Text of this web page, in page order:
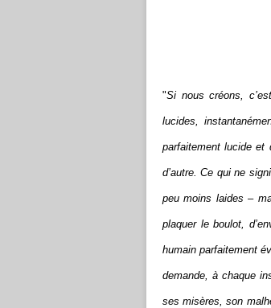
"Si nous créons,
lucides,
parfaitement lucide et
d’autre. Ce qui ne
peu moins laides –
plaquer le boulot,
humain parfaitement
demande, à chaque
ses misères, son